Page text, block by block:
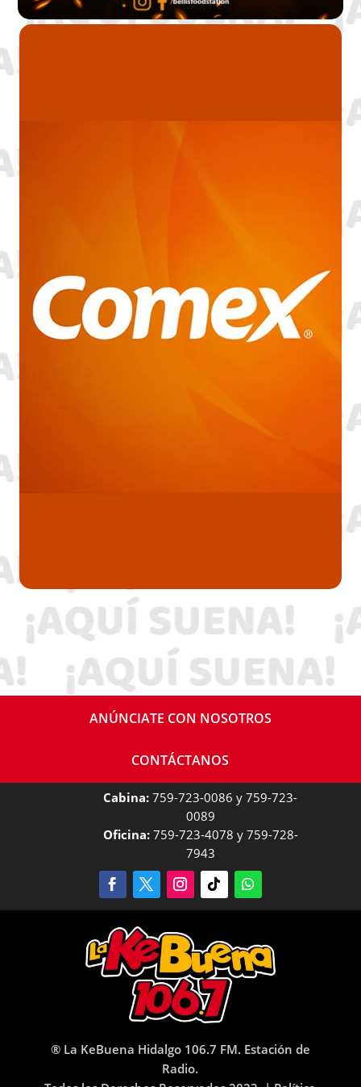
ANÚNCIATE CON NOSOTROS
CONTÁCTANOS
Cabina: 759-723-0086 y 759-723-
0089
Oficina:759-723-4078 y 759-728-
7943
® La KeBuena Hidalgo 106.7 FM. Estación de
Radio.